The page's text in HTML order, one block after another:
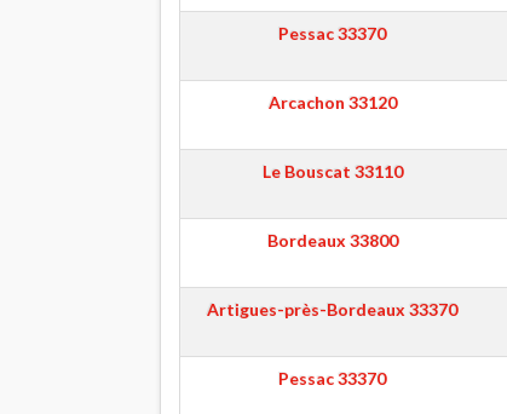
Pessac33370
Arcachon 33120
Le Bouscat 33110
Bordeaux 33800
Artigues-près-Bordeaux 33370
Pessac33370